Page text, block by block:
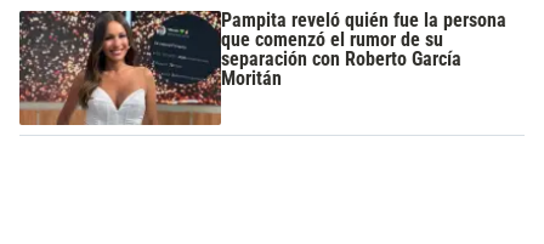
Pampita reveló quién fue la persona
que comenzó el rumor de su
separación con Roberto García
Moritán